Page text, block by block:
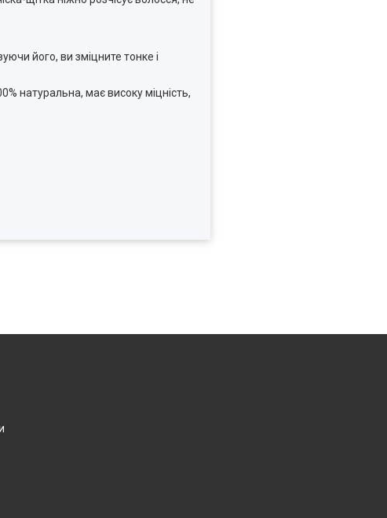
його, ви зміцните тонке і
натуральна, має високу міцність,